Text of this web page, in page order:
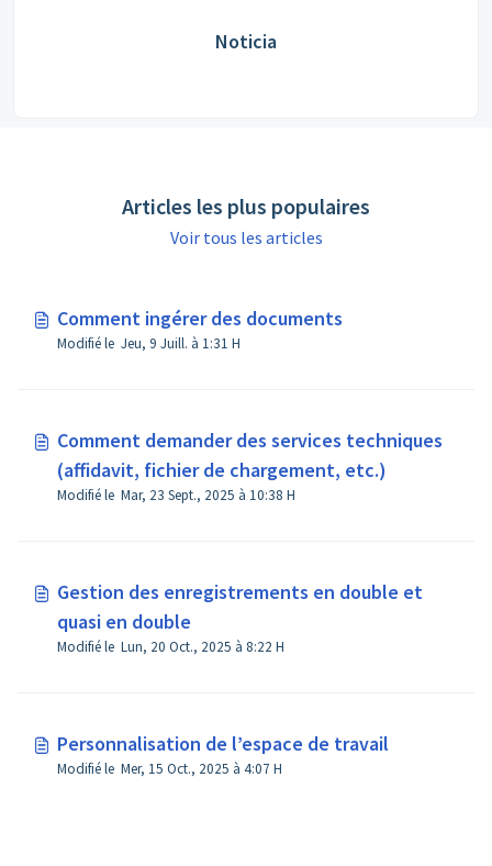
Noticia
Articles les plus populaires
Voir tous les articles
Comment ingérer des documents
Modifié le Jeu, 9 Juill. à 1:31 H
Comment demander des services techniques
(affidavit, fichier de chargement, etc.)
Modifié le Mar, 23 Sept., 2025 à 10:38 H
Gestion des enregistrements en double et
quasi en double
Modifié le Lun, 20 Oct., 2025 à 8:22 H
Personnalisation de l’espace de travail
Modifié le Mer, 15 Oct., 2025 à 4:07 H